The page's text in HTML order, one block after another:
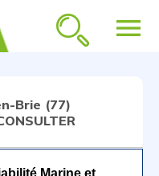
menu
Brie (77)
Expert Risque, Sécurité et Fiabilité Marine et Offshore